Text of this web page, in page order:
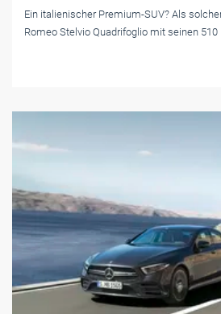
Ein italienischer Premium-SUV? Als
Romeo Stelvio Quadrifoglio mit seinen 510